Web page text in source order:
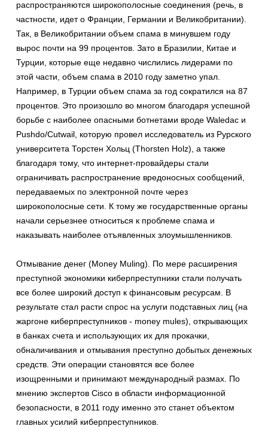
распространяются широкополосные соединения (речь, в
частности, идет о Франции, Германии и Великобритании).
Так, в Великобритании объем спама в минувшем году
вырос почти на 99 процентов. Зато в Бразилии, Китае и
Турции, которые еще недавно числились лидерами по
этой части, объем спама в 2010 году заметно упал.
Например, в Турции объем спама за год сократился на 87
процентов. Это произошло во многом благодаря успешной
борьбе с наиболее опасными ботнетами вроде Waledac и
Pushdo/Cutwail, которую провел исследователь из Рурского
университета Торстен Хольц (Thorsten Holz), а также
благодаря тому, что интернет-провайдеры стали
ограничивать распространение вредоносных сообщений,
передаваемых по электронной почте через
широкополосные сети. К тому же государственные органы
начали серьезнее относиться к проблеме спама и
наказывать наиболее отъявленных злоумышленников.
Отмывание денег (Money Muling). По мере расширения
преступной экономики киберпреступники стали получать
все более широкий доступ к финансовым ресурсам. В
результате стал расти спрос на услуги подставных лиц (на
жаргоне киберпреступников - money mules), открывающих
в банках счета и использующих их для прокачки,
обналичивания и отмывания преступно добытых денежных
средств. Эти операции становятся все более
изощренными и принимают международный размах. По
мнению экспертов Cisco в области информационной
безопасности, в 2011 году именно это станет объектом
главных усилий киберпреступников.